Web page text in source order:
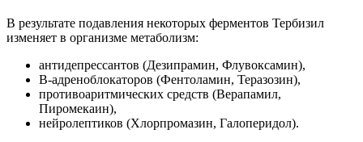
В результате подавления некоторых ферментов Тербизил
изменяет в организме метаболизм:
антидепрессантов (Дезипрамин, Флувоксамин),
В-адреноблокаторов (Фентоламин, Теразозин),
противоаритмических средств (Верапамил,
Пиромекаин),
нейролептиков (Хлорпромазин, Галоперидол).